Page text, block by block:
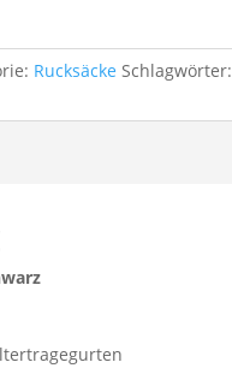
Rucksäcke Schlagwörter: